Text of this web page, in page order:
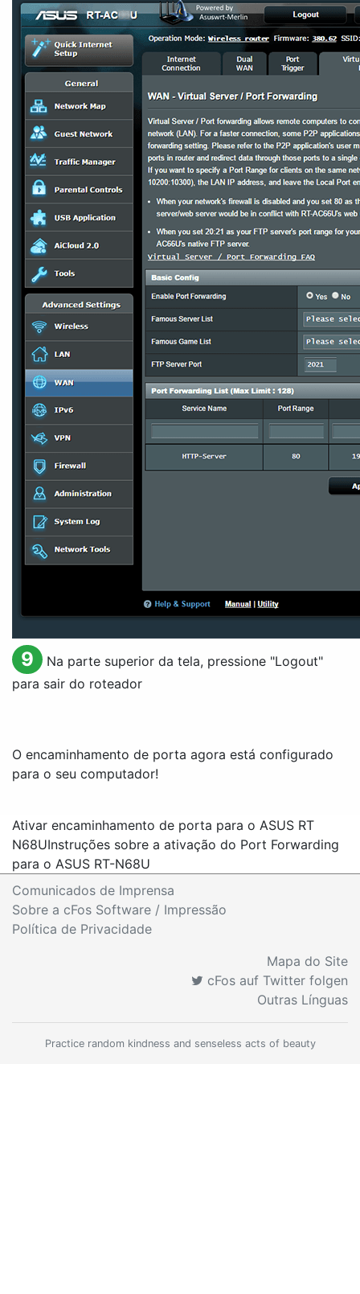
9 Na parte superior da tela, pressione "Logout"
para sair do roteador
O encaminhamento de porta agora está configurado
para o seu computador!
Ativar encaminhamento de porta para o ASUS RT
N68UInstruções sobre a ativação do Port Forwarding
para o ASUS RT-N68U
Comunicados de Imprensa
Sobre a cFos Software / Impressão
Política de Privacidade
Mapa do Site
cFos auf Twitter folgen
Outras Línguas
Practice random kindness and senseless acts of beauty